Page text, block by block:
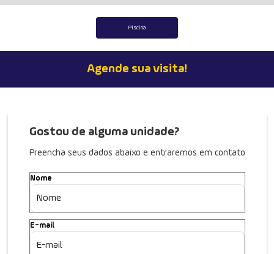
Piscina
Agende sua visita!
Gostou de alguma unidade?
Preencha seus dados abaixo e entraremos em contato
Nome
E-mail